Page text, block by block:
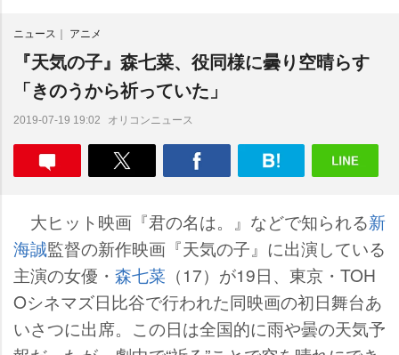
ニュース アニメ
『天気の子』森七菜、役同様に曇り空晴らす
「きのうから祈っていた」
2019-07-19 19:02 オリコンニュース
大ヒット映画『君の名は。』などで知られる新
海誠監督の新作映画『天気の子』に出演している
主演の女優・ 森七菜 （17）が19日、東京・TOH
Oシネマズ日比谷で行われた同映画の初日舞台あ
いさつに出席。この日は全国的に雨や曇の天気予